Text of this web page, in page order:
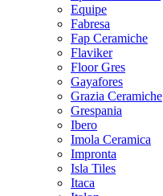
Equipe
Fabresa
Fap Ceramiche
Flaviker
Floor Gres
Gayafores
Grazia Ceramiche
Grespania
Ibero
Imola Ceramica
Impronta
Isla Tiles
Itaca